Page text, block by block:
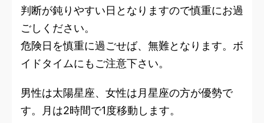
判断が鈍りやすい日となりますので慎重にお過
ごしください。
危険日を慎重に過ごせば、無難となります。ボ
イドタイムにもご注意下さい。
男性は太陽星座、女性は月星座の方が優勢で
す。月は2時間で1度移動します。